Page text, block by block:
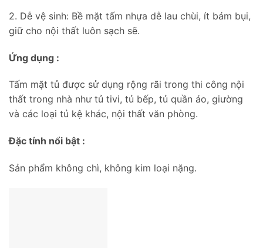
2. Dễ vệ sinh: Bề mặt tấm nhựa dễ lau chùi, ít bám bụi,
giữ cho nội thất luôn sạch sẽ.
Ứng dụng :
Tấm mặt tủ được sử dụng rộng rãi trong thi công nội
thất trong nhà như tủ tivi, tủ bếp, tủ quần áo, giường
và các loại tủ kệ khác, nội thất văn phòng.
Đặc tính nổi bật :
Sản phẩm không chì, không kim loại nặng.